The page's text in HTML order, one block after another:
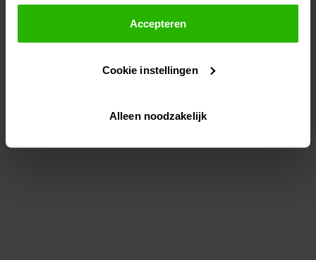
Als je op "Accepteer" klikt, dan geef je Voordeeluitjes.nl
toestemming om cookies voor social media en
gepersonaliseerde advertenties te plaatsen.
Lees hier meer over in onsprivacybeleid
Via "Cookie instellingen" kun je ook zelf instellen welke
Accepteren
Cookie instellingen
Alleen noodzakelijk